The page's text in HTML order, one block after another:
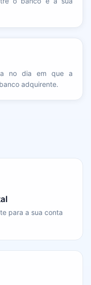
no dia em que a
adquirente.
para a sua conta